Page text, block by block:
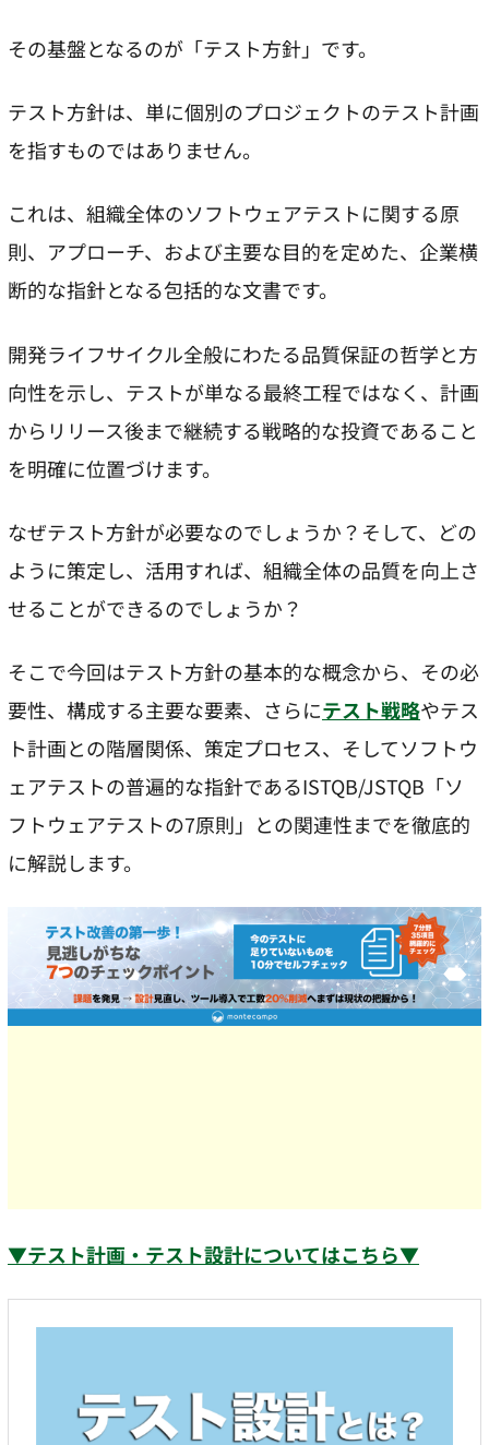
その基盤となるのが「テスト方針」です。
テスト方針は、単に個別のプロジェクトのテスト計画
を指すものではありません。
これは、組織全体のソフトウェアテストに関する原
則、アプローチ、および主要な目的を定めた、企業横
断的な指針となる包括的な文書です。
開発ライフサイクル全般にわたる品質保証の哲学と方
向性を示し、テストが単なる最終工程ではなく、計画
からリリース後まで継続する戦略的な投資であること
を明確に位置づけます。
なぜテスト方針が必要なのでしょうか？そして、どの
ように策定し、活用すれば、組織全体の品質を向上さ
せることができるのでしょうか？
そこで今回はテスト方針の基本的な概念から、その必
要性、構成する主要な要素、さらにテスト戦略やテス
ト計画との階層関係、策定プロセス、そしてソフトウ
ェアテストの普遍的な指針であるISTQB/JSTQB「ソ
フトウェアテストの7原則」との関連性までを徹底的
に解説します。
▼テスト計画・テスト設計についてはこちら▼